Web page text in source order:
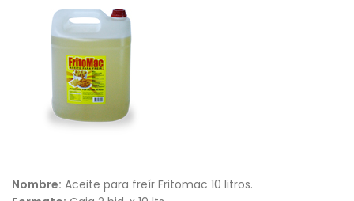
Nombre: Aceite para freír Fritomac 10 litros.